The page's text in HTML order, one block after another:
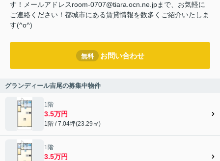
す！メールアドレスroom-0707@tiara.ocn.ne.jpまで、お気軽に
ご連絡ください！都城市にある賃貸情報を数多くご紹介いたしま
す(^o^)
無料 お問い合わせ
グランディール吉尾の募集中物件
1階
3.5万円
1階 / 7.04坪(23.29㎡)
1階
3.5万円